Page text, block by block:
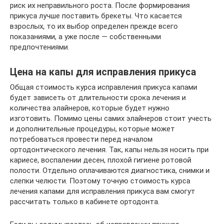
риск их неправильного роста. После формирования
прикуса лучше поставить брекеты. Что касается
взрослых, то их выбор определен прежде всего
показаниями, а уже после — собственными
предпочтениями.
Цена на капы для исправления прикуса
Общая стоимость курса исправления прикуса капами
будет зависеть от длительности срока лечения и
количества элайнеров, которые будет нужно
изготовить. Помимо цены самих элайнеров стоит учесть
и дополнительные процедуры, которые может
потребоваться провести перед началом
ортодонтического лечения. Так, капы нельзя носить при
кариесе, воспалении десен, плохой гигиене ротовой
полости. Отдельно оплачиваются диагностика, снимки и
слепки челюсти. Поэтому точную стоимость курса
лечения капами для исправления прикуса вам смогут
рассчитать только в кабинете ортодонта.